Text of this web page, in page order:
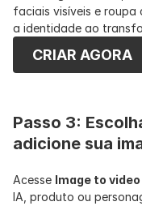
faciais visíveis e roupa
a identidade ao
CRIAR AGORA
Passo 3:
adicione sua
Acesse Image to video
IA, produto ou